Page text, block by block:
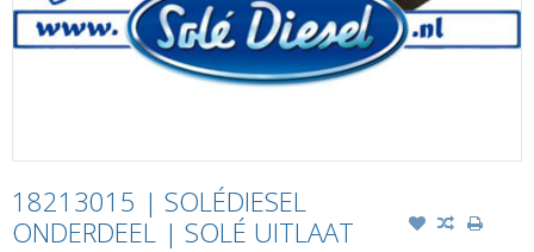
18213015 | SOLÉDIESEL
ONDERDEEL | SOLÉ UITLAAT